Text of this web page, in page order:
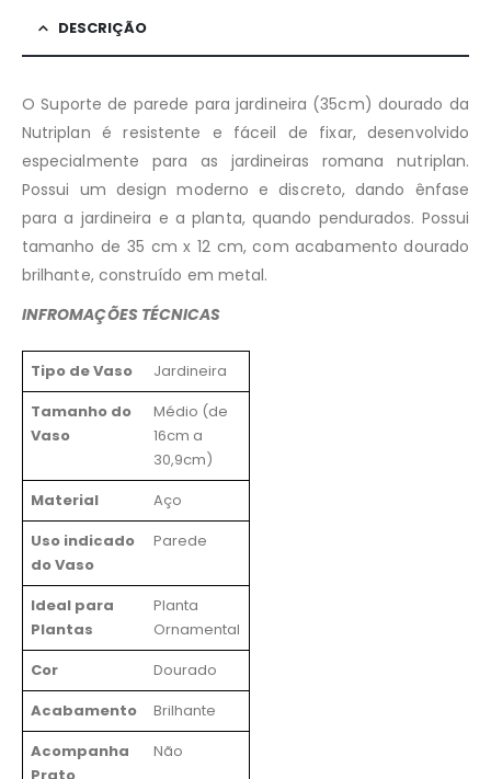
DESCRIÇÃO
O Suporte de parede para jardineira (35cm) dourado da
Nutriplan é resistente e fáceil de fixar, desenvolvido
especialmente para as jardineiras romana nutriplan.
Possui um design moderno e discreto, dando ênfase
para a jardineira e a planta, quando pendurados. Possui
tamanho de 35 cm x 12 cm, com acabamento dourado
brilhante, construído em metal.
INFROMAÇÕES TÉCNICAS
Tipo de Vaso
Jardineira
Tamanho do
Vaso
Médio (de
16cm a
30,9cm)
Material
Aço
Uso indicado
do Vaso
Parede
Ideal para
Plantas
Planta
Ornamental
Cor
Dourado
Acabamento
Brilhante
Acompanha
Não